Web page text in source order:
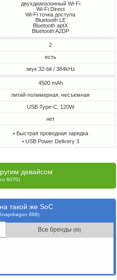
двухдиапазонный Wi-Fi
Wi-Fi Direct
Wi-Fi точка доступа
Bluetooth LE
Bluetooth aptX
Bluetooth A2DP
2
есть
звук 32-bit / 384kHz
4500 mAh
литий-полимерная, несъемная
USB Type-C, 120W
нет
• Быстрая проводная зарядка
• USB Power Delivery 3
девайсом
6070)
такой же SoC
888)
Все бренды(66)